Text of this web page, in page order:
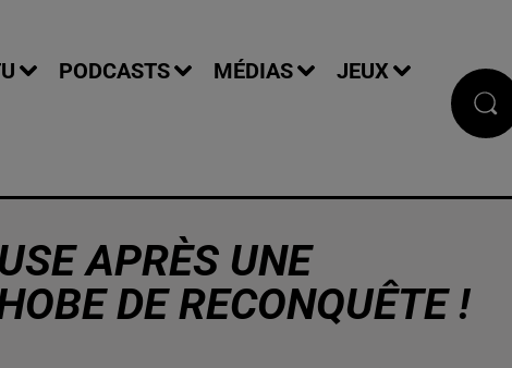
PODCASTS MÉDIAS JEUX
APRÈS UNE
DE RECONQUÊTE !